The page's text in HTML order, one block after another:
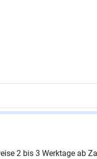
2 bis 3 Werktage ab